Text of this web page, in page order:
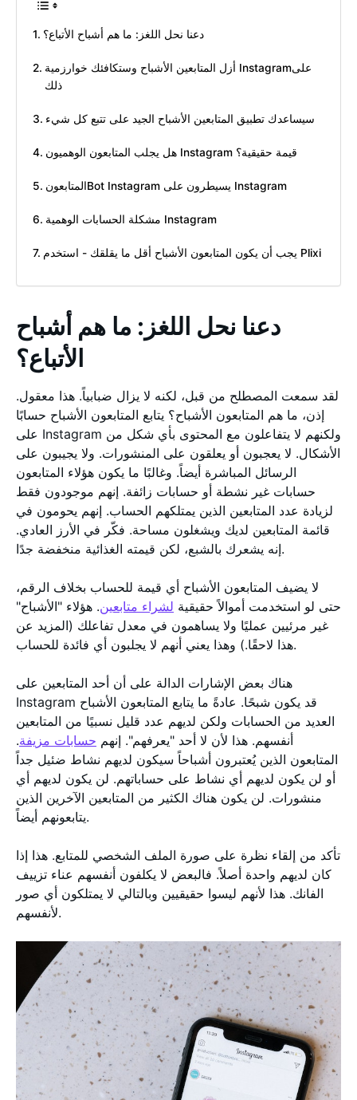
دعنا نحل اللغز: ما هم أشباح الأتباع؟
أزل المتابعين الأشباح وستكافئك خوارزمية Instagramعلى
ذلك
سيساعدك تطبيق المتابعين الأشباح الجيد على تتبع كل شيء
هل يجلب المتابعون الوهميون Instagram قيمة حقيقية؟
المتابعونBot Instagram يسيطرون على Instagram
مشكلة الحسابات الوهمية Instagram
يجب أن يكون المتابعون الأشباح أقل ما يقلقك - استخدم Plixi
دعنا نحل اللغز: ما هم أشباح
الأتباع؟
لقد سمعت المصطلح من قبل، لكنه لا يزال ضبابياً. هذا معقول.
إذن، ما هم المتابعون الأشباح؟ يتابع المتابعون الأشباح حسابًا
على Instagram ولكنهم لا يتفاعلون مع المحتوى بأي شكل من
الأشكال. لا يعجبون أو يعلقون على المنشورات. ولا يجيبون على
الرسائل المباشرة أيضاً. وغالبًا ما يكون هؤلاء المتابعون
حسابات غير نشطة أو حسابات زائفة. إنهم موجودون فقط
لزيادة عدد المتابعين الذين يمتلكهم الحساب. إنهم يحومون في
قائمة المتابعين لديك ويشغلون مساحة. فكّر في الأرز العادي.
إنه يشعرك بالشبع، لكن قيمته الغذائية منخفضة جدًا.
لا يضيف المتابعون الأشباح أي قيمة للحساب بخلاف الرقم،
حتى لو استخدمت أموالاً حقيقية لشراء متابعين. هؤلاء "الأشباح"
غير مرئيين عمليًا ولا يساهمون في معدل تفاعلك (المزيد عن
هذا لاحقًا.) وهذا يعني أنهم لا يجلبون أي فائدة للحساب.
هناك بعض الإشارات الدالة على أن أحد المتابعين على
Instagram قد يكون شبحًا. عادةً ما يتابع المتابعون الأشباح
العديد من الحسابات ولكن لديهم عدد قليل نسبيًا من المتابعين
أنفسهم. هذا لأن لا أحد "يعرفهم". إنهم حسابات مزيفة.
المتابعون الذين يُعتبرون أشباحاً سيكون لديهم نشاط ضئيل جداً
أو لن يكون لديهم أي نشاط على حساباتهم. لن يكون لديهم أي
منشورات. لن يكون هناك الكثير من المتابعين الآخرين الذين
يتابعونهم أيضاً.
تأكد من إلقاء نظرة على صورة الملف الشخصي للمتابع. هذا إذا
كان لديهم واحدة أصلاً. فالبعض لا يكلفون أنفسهم عناء تزييف
الفانك. هذا لأنهم ليسوا حقيقيين وبالتالي لا يمتلكون أي صور
لأنفسهم.